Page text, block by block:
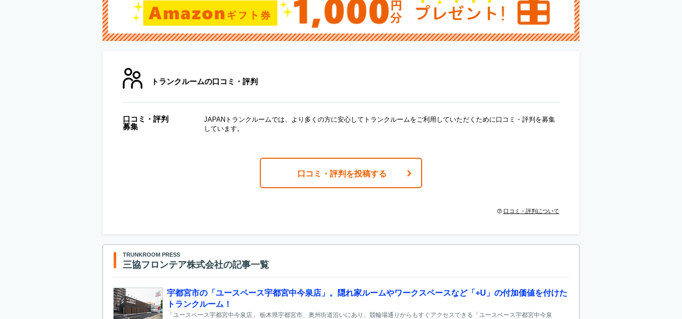
トランクルームの口コミ・評判
口コミ・評判
募集
JAPANトランクルームでは、より多くの方に安心してトランクルームをご利用していただくために口コミ・評判を募集
しています。
口コミ・評判を投稿する
口コミ・評判について
TRUNKROOM PRESS
三協フロンテア株式会社の記事一覧
宇都宮市の「ユースペース宇都宮中今泉店」。隠れ家ルームやワークスペースなど「+U」の付加価値を付けた
トランクルーム！
「ユースペース宇都宮中今泉店」 栃木県宇都宮市、奥州街道沿いにあり、競輪場通りからもすぐアクセスできる「ユースペース宇都宮中今泉